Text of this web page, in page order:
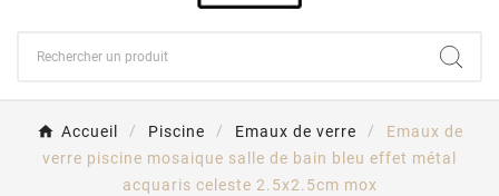
Accueil Piscine Emaux de verre
Emaux de
verre piscine mosaique salle de bain bleu effet métal
acquaris celeste 2.5x2.5cm mox